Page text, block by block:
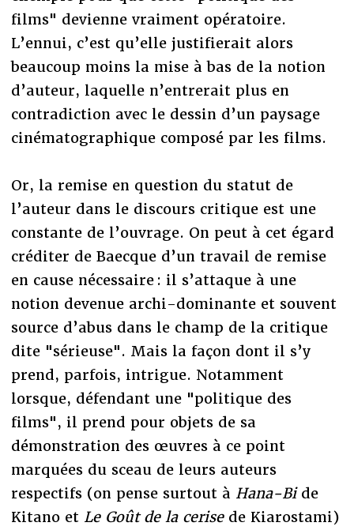
films" devienne vraiment opératoire.
L’ennui, c’est qu’elle justifierait alors
beaucoup moins la mise à bas de la notion
d’auteur, laquelle n’entrerait plus en
contradiction avec le dessin d’un paysage
cinématographique composé par les films.
Or, la remise en question du statut de
l’auteur dans le discours critique est une
constante de l’ouvrage. On peut à cet égard
créditer de Baecque d’un travail de remise
en cause nécessaire : il s’attaque à une
notion devenue archi-dominante et souvent
source d’abus dans le champ de la critique
dite "sérieuse". Mais la façon dont il s’y
prend, parfois, intrigue. Notamment
lorsque, défendant une "politique des
films", il prend pour objets de sa
démonstration des œuvres à ce point
marquées du sceau de leurs auteurs
respectifs (on pense surtout à Hana-Bi de
Kitano et Le Goût de la cerise de Kiarostami)